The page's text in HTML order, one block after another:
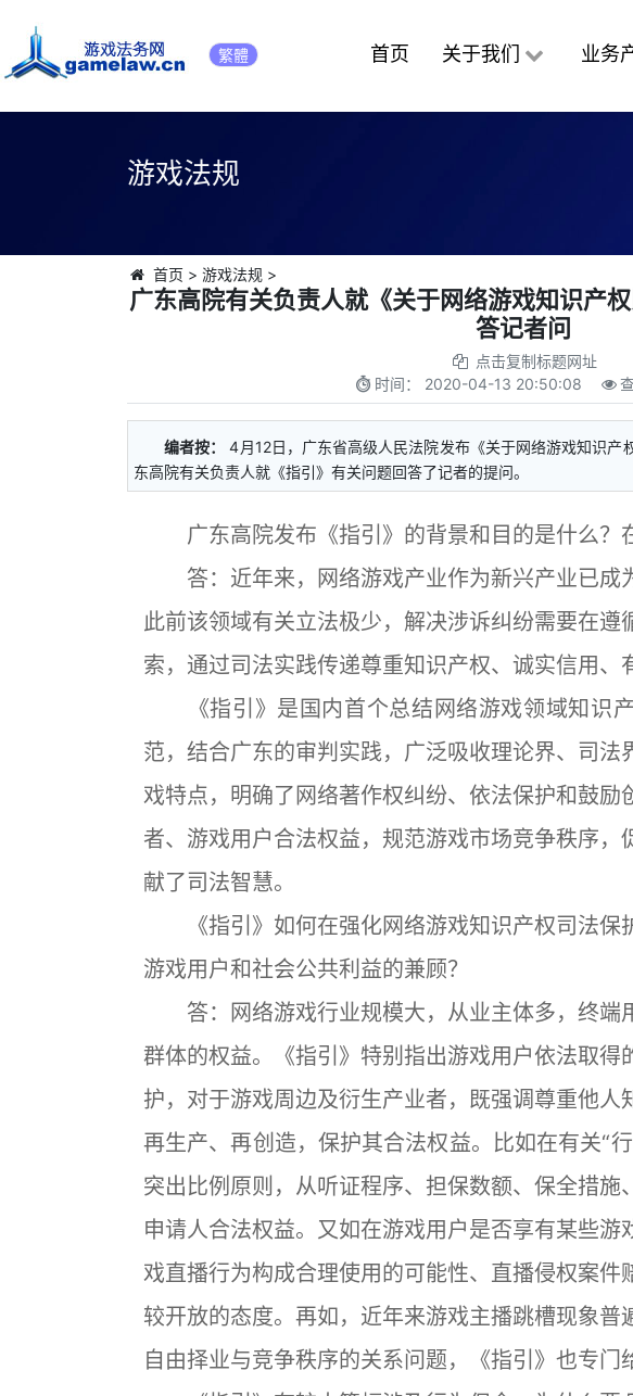
繁體 首页 关于我们 业务
游戏法规
首页 > 游戏法规 >
广东高院有关负责人就《关于网络游戏知识产
答记者问
点击复制标题网址
时间： 2020-04-13 20:50:08
编者按：
4月12日，广东省高级人民法院发布《关于网络游戏知识产
东高院有关负责人就《指引》有关问题回答了记者的提问。
广东高院发布《指引》的背景和目的是什么？
答：近年来，网络游戏产业作为新兴产业已成
此前该领域有关立法极少，解决涉诉纠纷需要在遵
索，通过司法实践传递尊重知识产权、诚实信用、
《指引》是国内首个总结网络游戏领域知识
范，结合广东的审判实践，广泛吸收理论界、司法
戏特点，明确了网络著作权纠纷、依法保护和鼓励
者、游戏用户合法权益，规范游戏市场竞争秩序，
献了司法智慧。
《指引》如何在强化网络游戏知识产权司法保
游戏用户和社会公共利益的兼顾？
答：网络游戏行业规模大，从业主体多，终端
群体的权益。《指引》特别指出游戏用户依法取得
护，对于游戏周边及衍生产业者，既强调尊重他人
再生产、再创造，保护其合法权益。比如在有关“
突出比例原则，从听证程序、担保数额、保全措施
申请人合法权益。又如在游戏用户是否享有某些
戏直播行为构成合理使用的可能性、直播侵权案件
较开放的态度。再如，近年来游戏主播跳槽现象普
自由择业与竞争秩序的关系问题，《指引》也专门